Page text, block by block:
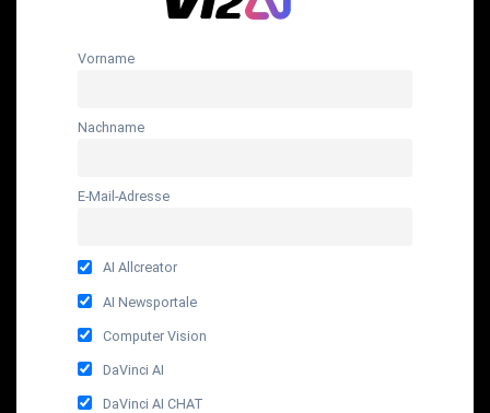
Vorname
Nachname
E-Mail-Adresse
AI Allcreator
AI Newsportale
Computer Vision
DaVinci AI
DaVinci AI CHAT